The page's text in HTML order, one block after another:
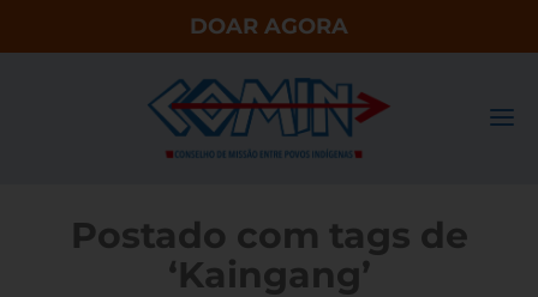
DOAR AGORA
Postado com tags de
‘Kaingang’